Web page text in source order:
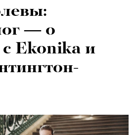
— о
с Ekonika и